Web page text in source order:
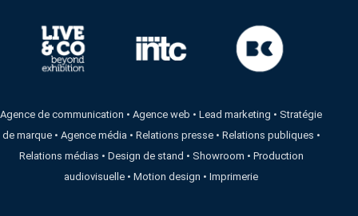
Agence de communication •Agence web •Lead marketing • Stratégie
de marque• Agence média • Relations presse• Relations publiques •
Relations médias • Design de stand • Showroom • Production
audiovisuelle •Motion design •Imprimerie